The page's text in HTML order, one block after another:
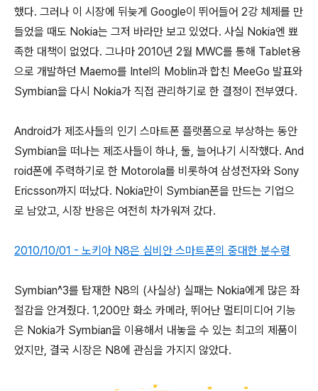
했다. 그러나 이 시장에 뒤늦게 Google이 뛰어들어 2강 체제를 만
들었을 때도 Nokia는 그저 바라만 보고 있었다. 사실 Nokia엔 뾰
족한 대책이 없었다. 그나마 2010년 2월 MWC를 통해 Tablet용
으로 개발하던 Maemo를 Intel의 Moblin과 합친 MeeGo 발표와
Symbian을 다시 Nokia가 직접 관리하기로 한 결정이 전부였다.
Android가 제조사들의 인기 스마트폰 플랫폼으로 부상하는 동안
Symbian을 떠나는 제조사들이 하나, 둘, 늘어나기 시작했다. And
roid폰에 주력하기로 한 Motorola를 비롯하여 삼성전자와 Sony
Ericsson까지 떠났다. Nokia만이 Symbian폰을 만드는 기업으
로 남았고, 시장 반응은 여전히 차가워져 갔다.
2010/10/01 - 노키아 N8은 심비안 스마트폰의 중대한 분수령
Symbian^3를 탑재한 N8의 (사실상) 실패는 Nokia에게 많은 좌
절감을 안겨줬다. 1,200만 화소 카메라, 뛰어난 멀티미디어 기능
은 Nokia가 Symbian을 이용해서 내놓을 수 있는 최고의 제품이
었지만, 결국 시장은 N8에 관심을 가지지 않았다.